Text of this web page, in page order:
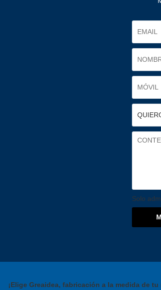
Solo
¡Elige Greaidea, fabricación a la medida de tu